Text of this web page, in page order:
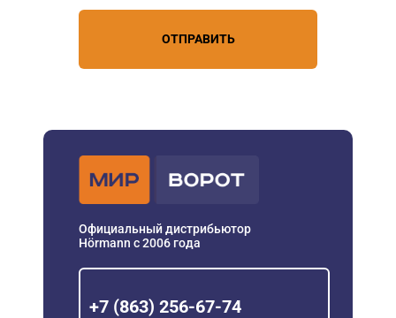
ОТПРАВИТЬ
Официальный дистрибьютор
Hörmann с 2006 года
+7 (863) 256-67-74